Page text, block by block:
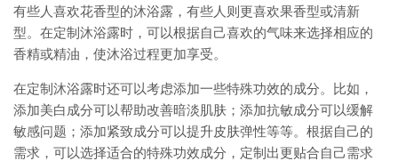
有些人喜欢花香型的沐浴露，有些人则更喜欢果香型或清新
型。在定制沐浴露时，可以根据自己喜欢的气味来选择相应的
香精或精油，使沐浴过程更加享受。
在定制沐浴露时还可以考虑添加一些特殊功效的成分。比如，
添加美白成分可以帮助改善暗淡肌肤；添加抗敏成分可以缓解
敏感问题；添加紧致成分可以提升皮肤弹性等等。根据自己的
需求，可以选择适合的特殊功效成分，定制出更贴合自己需求